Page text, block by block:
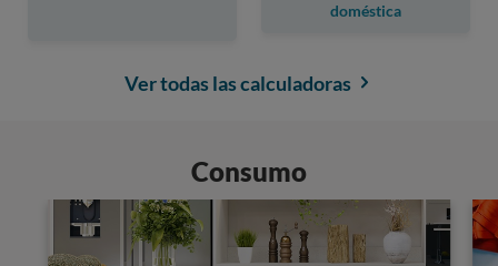
doméstica
Ver todas las calculadoras
Consumo